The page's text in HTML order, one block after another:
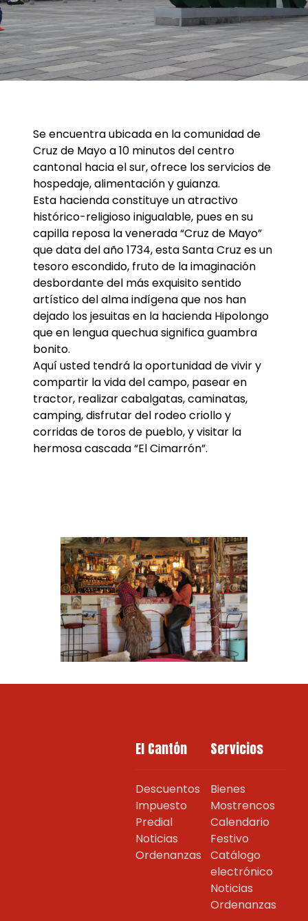
Se encuentra ubicada en la comunidad de
Cruz de Mayo a 10 minutos del centro
cantonal hacia el sur, ofrece los servicios de
hospedaje, alimentación y guianza.
Esta hacienda constituye un atractivo
histórico-religioso inigualable, pues en su
capilla reposa la venerada “Cruz de Mayo”
que data del año 1734, esta Santa Cruz es un
tesoro escondido, fruto de la imaginación
desbordante del más exquisito sentido
artístico del alma indígena que nos han
dejado los jesuitas en la hacienda Hipolongo
que en lengua quechua significa guambra
bonito.
Aquí usted tendrá la oportunidad de vivir y
compartir la vida del campo, pasear en
tractor, realizar cabalgatas, caminatas,
camping, disfrutar del rodeo criollo y
corridas de toros de pueblo, y visitar la
hermosa cascada “El Cimarrón”.
El Cantón
Descuentos
Impuesto
Predial
Noticias
Ordenanzas
Servicios
Bienes
Mostrencos
Calendario
Festivo
Catálogo
electrónico
Noticias
Ordenanzas